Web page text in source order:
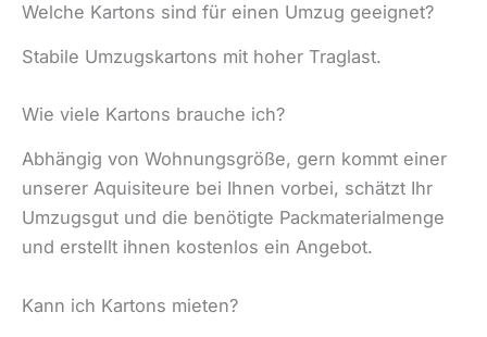
Welche Kartons sind für einen Umzug geeignet?
Stabile Umzugskartons mit hoher Traglast.
Wie viele Kartons brauche ich?
Abhängig von Wohnungsgröße, gern kommt einer
unserer Aquisiteure bei Ihnen vorbei, schätzt Ihr
Umzugsgut und die benötigte Packmaterialmenge
und erstellt ihnen kostenlos ein Angebot.
Kann ich Kartons mieten?